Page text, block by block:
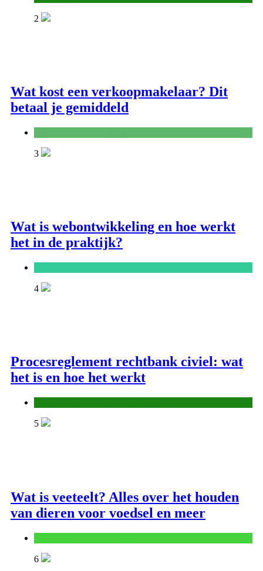
2
Wat kost een verkoopmakelaar? Dit
betaal je gemiddeld
3
Wat is webontwikkeling en hoe werkt
het in de praktijk?
4
Procesreglement rechtbank civiel: wat
het is en hoe het werkt
5
Wat is veeteelt? Alles over het houden
van dieren voor voedsel en meer
6